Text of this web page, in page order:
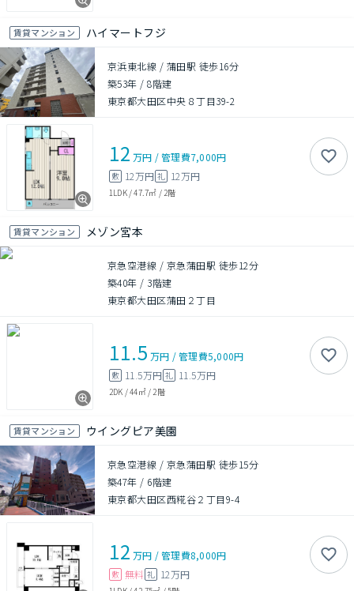
賃貸マンション ハイマートフジ
京浜東北線 / 蒲田駅 徒歩16分
築53年 /8階建
東京都大田区中央８丁目39-2
12 万円 /管理費7,000円
敷 12万円 礼 12万円
1LDK/47.7㎡ / 2階
賃貸マンション メゾン宮本
京急空港線 / 京急蒲田駅 徒歩12分
築40年 / 3階建
東京都大田区蒲田２丁目
11.5 万円 /管理費5,000円
敷 11.5万円 礼 11.5万円
2DK /44㎡/ 2階
賃貸マンション ウイングピア美園
京急空港線 / 京急蒲田駅 徒歩15分
築47年 / 6階建
東京都大田区西糀谷２丁目9-4
12 万円 /管理費8,000円
敷 無料 礼 12万円